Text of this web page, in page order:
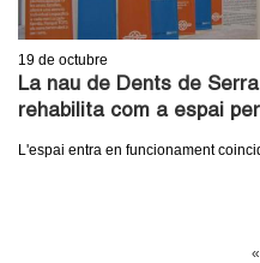
19 de octubre
La nau de Dents de
rehabilita com a espai
L'espai entra en funcionament